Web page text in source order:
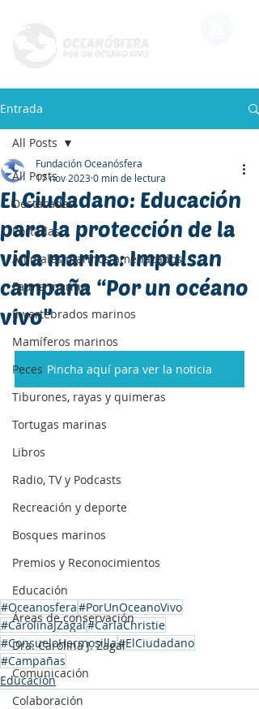
Entrada
All Posts
Destacadas
Portadas
Animales marinos amenazados
Fauna marina
Invertebrados marinos
Mamíferos marinos
Peces
Tiburones, rayas y quimeras
Tortugas marinas
Libros
Radio, TV y Podcasts
Recreación y deporte
Bosques marinos
Premios y Reconocimientos
Educación
Áreas de conservación
Dra. Carolina J. Zagal
Comunicación
Colaboración
All Posts
El Ciudadano: Educación
para la protección de la
vida marina: Impulsan
campaña “Por un océano
vivo"
Fundación Oceanósfera
17 nov 20230 min de lectura
Pincha aquí para ver la noticia
#Oceanosfera#PorUnOceanoVivo
#CarolinaJZagal#CarlaChristie
#ConsueloHermosilla#ElCiudadano
#Campañas
Educación